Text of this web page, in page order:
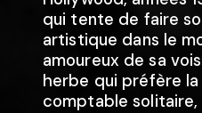
qui tente de faire
artistique dans le
amoureux de sa
herbe qui préfère la
comptable